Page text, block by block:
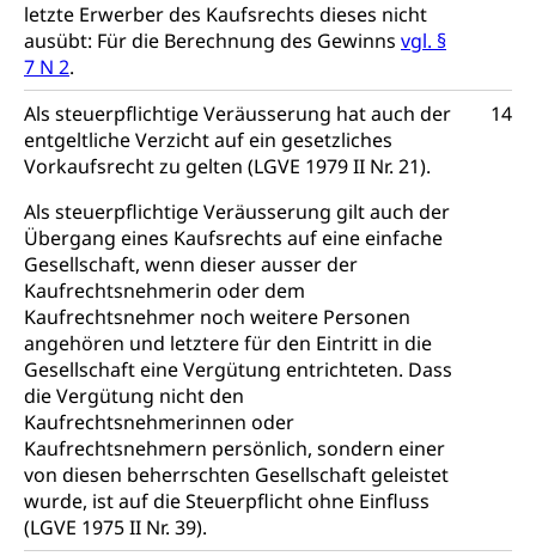
letzte Erwerber des Kaufsrechts dieses nicht
ausübt: Für die Berechnung des Gewinns vgl. §
7 N 2.
Als steuerpflichtige Veräusserung hat auch der
entgeltliche Verzicht auf ein gesetzliches
Vorkaufsrecht zu gelten (LGVE 1979 II Nr. 21).
Als steuerpflichtige Veräusserung gilt auch der
Übergang eines Kaufsrechts auf eine einfache
Gesellschaft, wenn dieser ausser der
Kaufrechtsnehmerin oder dem
Kaufrechtsnehmer noch weitere Personen
angehören und letztere für den Eintritt in die
Gesellschaft eine Vergütung entrichteten. Dass
die Vergütung nicht den
Kaufrechtsnehmerinnen oder
Kaufrechtsnehmern persönlich, sondern einer
von diesen beherrschten Gesellschaft geleistet
wurde, ist auf die Steuerpflicht ohne Einfluss
(LGVE 1975 II Nr. 39).
14
Invalidenversicherung (WAS Luzern)
Sucht
Gesundheitsversorgung
AHV / IV
Altersrente, Invalidenrente, Witwenrente,
Sozialversicherung, Vorsorgeeinrichtung,
Pensionskasse, erste Säule, zweite Säule, dritte
Säule, Hilflosenentschädigung,
Ergänzungsleistungen, Altersvorsorge,
Todesfallversicherung
Hilfslosenentschädigung (WAS Luzern)
AHV-Hinterlassenenrente (WAS Luzern)
AHV-Beiträge (WAS Luzern)
Informationsstelle AHV/IV
Ergänzungsleistungen (EL) (WAS Luzern)
AHV-Altersrente (WAS Luzern)
IV-Leistungen (WAS Luzern)
Behinderung
Körperbehinderung, körperliche Behinderung,
geistige Behinderung, psychische Behinderung,
Erwerbsunfähigkeit, Behinderte
Inklusion im Sport
Menschen mit Behinderungen
Kultur und Medien
Archive und Bibliotheken
Bücher, Bundesarchiv, Landesbibliothek